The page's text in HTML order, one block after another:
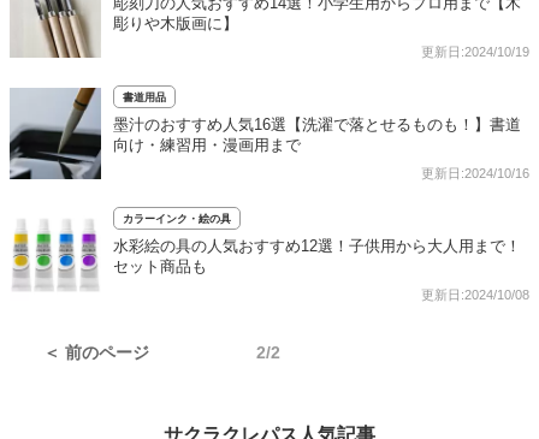
彫りや木版画に】
更新日:2024/10/19
書道用品
墨汁のおすすめ人気16選【洗濯で落とせるものも！】書道
向け・練習用・漫画用まで
更新日:2024/10/16
カラーインク・絵の具
水彩絵の具の人気おすすめ12選！子供用から大人用まで！
セット商品も
更新日:2024/10/08
＜ 前のページ 2/2
サクラクレパス人気記事